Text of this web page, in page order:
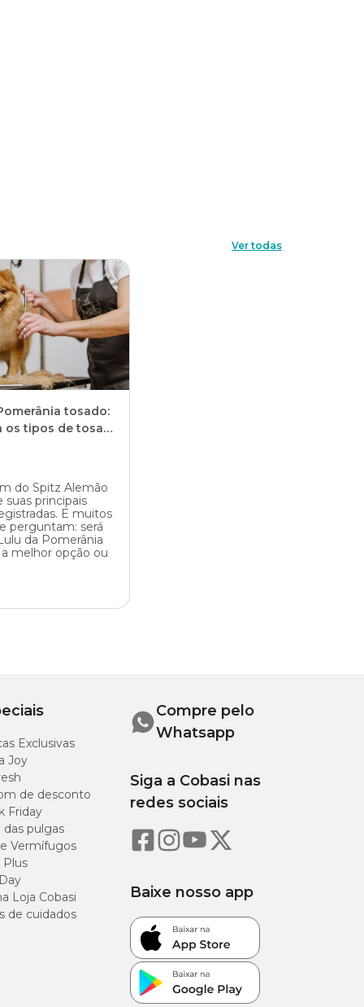
Ver todas
tosado:
os tipos de tosa
do Spitz Alemão
suas principais
E muitos
perguntam: será
da Pomerânia
melhor opção ou
Exclusivas
Joy
de desconto
Friday
das pulgas
Vermífugos
Plus
Loja Cobasi
de cuidados
Compre pelo
Whatsapp
Siga a Cobasi nas
redes sociais
Baixe nosso app